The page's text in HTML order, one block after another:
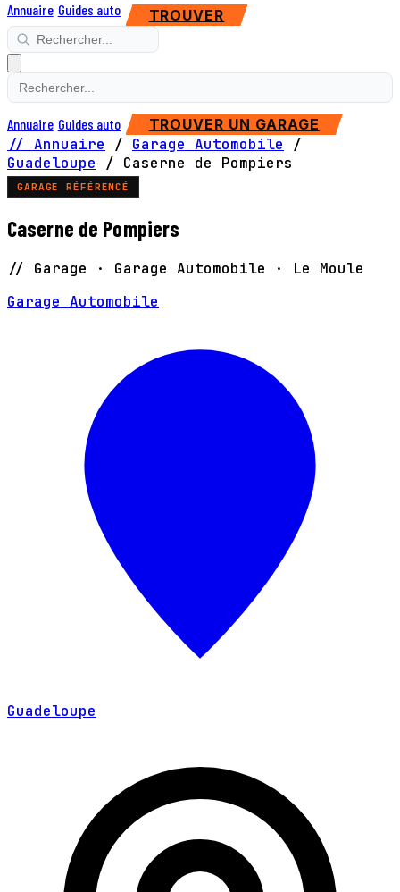
Annuaire Guides auto TROUVER
Annuaire Guides auto TROUVER UN GARAGE
// Annuaire / Garage Automobile
/
Guadeloupe
/ Caserne de Pompiers
GARAGE RÉFÉRENCÉ
Caserne de Pompiers
// Garage · Garage Automobile · Le Moule
Garage Automobile
Guadeloupe